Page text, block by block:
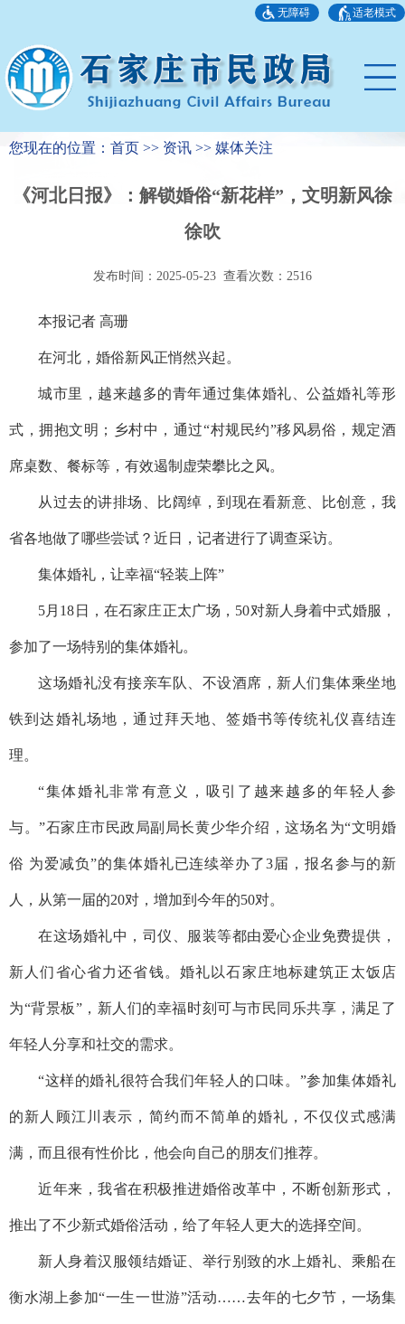
无障碍 适老模式
您现在的位置：首页 >> 资讯 >> 媒体关注
《河北日报》：解锁婚俗“新花样”，文明新风徐
徐吹
发布时间：2025-05-23 查看次数： 2516
本报记者 高珊
在河北，婚俗新风正悄然兴起。
城市里，越来越多的青年通过集体婚礼、公益婚礼等形
式，拥抱文明；乡村中，通过“村规民约”移风易俗，规定酒
席桌数、餐标等，有效遏制虚荣攀比之风。
从过去的讲排场、比阔绰，到现在看新意、比创意，我
省各地做了哪些尝试？近日，记者进行了调查采访。
集体婚礼，让幸福“轻装上阵”
5月18日，在石家庄正太广场，50对新人身着中式婚服，
参加了一场特别的集体婚礼。
这场婚礼没有接亲车队、不设酒席，新人们集体乘坐地
铁到达婚礼场地，通过拜天地、签婚书等传统礼仪喜结连
理。
“集体婚礼非常有意义，吸引了越来越多的年轻人参
与。”石家庄市民政局副局长黄少华介绍，这场名为“文明婚
俗 为爱减负”的集体婚礼已连续举办了3届，报名参与的新
人，从第一届的20对，增加到今年的50对。
在这场婚礼中，司仪、服装等都由爱心企业免费提供，
新人们省心省力还省钱。婚礼以石家庄地标建筑正太饭店
为“背景板”，新人们的幸福时刻可与市民同乐共享，满足了
年轻人分享和社交的需求。
“这样的婚礼很符合我们年轻人的口味。”参加集体婚礼
的新人顾江川表示，简约而不简单的婚礼，不仅仪式感满
满，而且很有性价比，他会向自己的朋友们推荐。
近年来，我省在积极推进婚俗改革中，不断创新形式，
推出了不少新式婚俗活动，给了年轻人更大的选择空间。
新人身着汉服领结婚证、举行别致的水上婚礼、乘船在
衡水湖上参加“一生一世游”活动……去年的七夕节，一场集